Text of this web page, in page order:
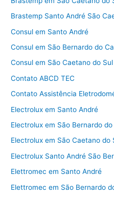
Brastemp Santo André São
Consul em Santo André
Consul em São Bernardo do
Consul em São Caetano do Sul
Contato ABCD TEC
Contato Assistência
Electrolux em Santo André
Electrolux em São Bernardo
Electrolux em São Caetano do
Electrolux Santo André São
Elettromec em Santo André
Elettromec em São Bernardo